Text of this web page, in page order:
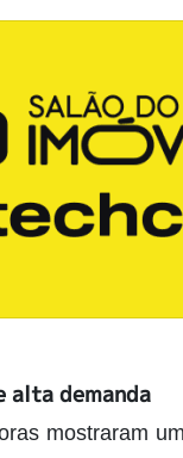
demanda
mostraram